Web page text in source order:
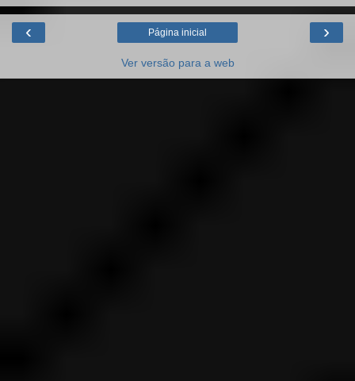
‹ ›
Página inicial
Ver versão para a web